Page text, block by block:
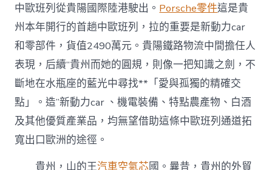
中歐班列從貴陽國際陸港駛出。 Porsche零件這是貴
州本年開行的首趟中歐班列，拉的重要是新動力car
和零部件，貨值2490萬元。貴陽鐵路物流中間擔任人
表現，后續“貴州而她的圓規，則像一把知識之劍，不
斷地在水瓶座的藍光中尋找**「愛與孤獨的精確交
點」。造”新動力car 、機電裝備、特點農產物、白酒
及其他優質產業品，均無望借助這條中歐班列通道拓
寬出口歐洲的途徑。
貴州，山的王汽車空氣芯國。曩昔，貴州的外貿